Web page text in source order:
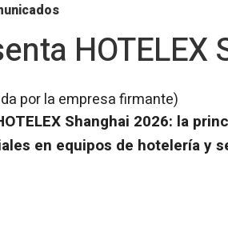
por la empresa firmante)
Shanghai 2026: la
en equipos de hotelería y